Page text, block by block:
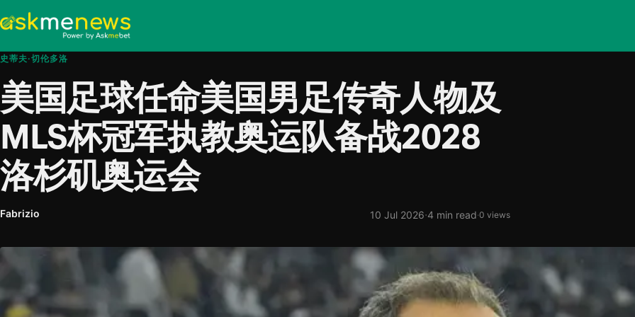
史蒂夫·切伦多洛
美国足球任命美国男足传奇人物及
MLS杯冠军执教奥运队备战2028
洛杉矶奥运会
Fabrizio 10 Jul 2026·4 min read·0 views